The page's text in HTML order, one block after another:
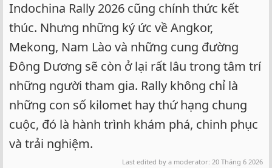
Indochina Rally 2026 cũng chính thức kết
thúc. Nhưng những ký ức về Angkor,
Mekong, Nam Lào và những cung đường
Đông Dương sẽ còn ở lại rất lâu trong tâm trí
những người tham gia. Rally không chỉ là
những con số kilomet hay thứ hạng chung
cuộc, đó là hành trình khám phá, chinh phục
và trải nghiệm.
Last edited by a moderator: 20 Tháng 6 2026